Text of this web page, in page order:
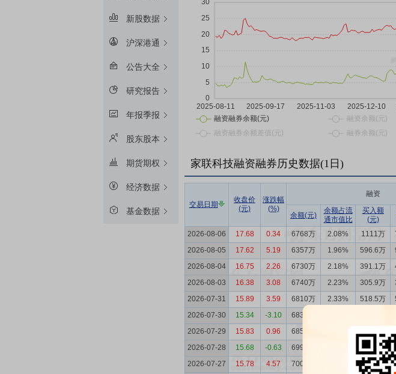
新股数据
沪深港通
公告大全
研究报告
年报季报
股东股本
期货期权
经济数据
基金数据
家联科技融资融券历史数据(1 日)
交易日期
收盘价
(元)
涨跌幅
(%)
融资
余额(元)
余额占流
通市值比
买入额
(元)
2026-08-06
17.68 0.34 6768万 2.08% 1111万
2026-08-05
17.62 5.19 6357万 1.96% 596.6万
2026-08-04
16.75 2.26 6730万 2.18% 391.1万
2026-08-03
16.38 3.08 6740万 2.23% 305.9万
2026-07-31
15.89 3.59 6810万 2.33% 518.5万
2026-07-30
15.34 -3.10 6835万
2026-07-29
15.83 0.96 6852万
2026-07-28
15.68 -0.63 6993万 361.5万
2026-07-27
15.78 4.57 7000万 603.5万